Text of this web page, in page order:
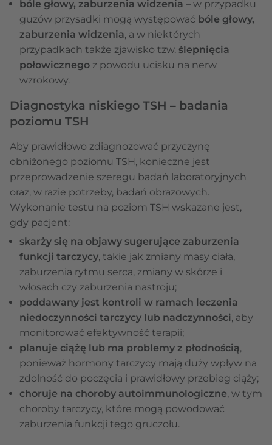
bóle głowy, zaburzenia widzenia – w przypadku
guzów przysadki mogą występować bóle głowy,
zaburzenia widzenia, a w niektórych
przypadkach także zjawisko tzw. ślepnięcia
połowicznego z powodu ucisku na nerw
wzrokowy.
Diagnostyka niskiego TSH – badania
poziomu TSH
Aby prawidłowo zdiagnozować przyczynę
obniżonego poziomu TSH, konieczne jest
przeprowadzenie szeregu badań laboratoryjnych
oraz, w razie potrzeby, badań obrazowych.
Wykonanie testu na poziom TSH wskazane jest,
gdy pacjent:
skarży się na objawy sugerujące zaburzenia
funkcji tarczycy, takie jak zmiany masy ciała,
zaburzenia rytmu serca, zmiany w skórze i
włosach czy zaburzenia nastroju;
poddawany jest kontroli w ramach leczenia
niedoczynności tarczycy lub nadczynności, aby
monitorować efektywność terapii;
planuje ciążę lub ma problemy z płodnością,
ponieważ hormony tarczycy mają duży wpływ na
zdolność do poczęcia i prawidłowy przebieg ciąży;
choruje na choroby autoimmunologiczne, w tym
choroby tarczycy, które mogą powodować
zaburzenia funkcji tego gruczołu.